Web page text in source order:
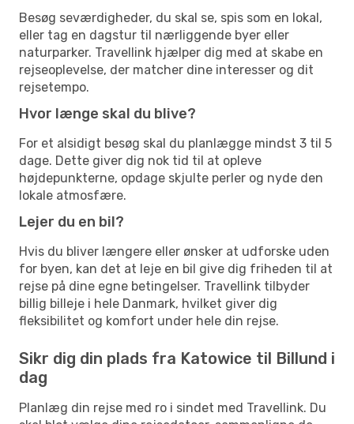
Besøg seværdigheder, du skal se, spis som en lokal,
eller tag en dagstur til nærliggende byer eller
naturparker. Travellink hjælper dig med at skabe en
rejseoplevelse, der matcher dine interesser og dit
rejsetempo.
Hvor længe skal du blive?
For et alsidigt besøg skal du planlægge mindst 3 til 5
dage. Dette giver dig nok tid til at opleve
højdepunkterne, opdage skjulte perler og nyde den
lokale atmosfære.
Lejer du en bil?
Hvis du bliver længere eller ønsker at udforske uden
for byen, kan det at leje en bil give dig friheden til at
rejse på dine egne betingelser. Travellink tilbyder
billig billeje i hele Danmark, hvilket giver dig
fleksibilitet og komfort under hele din rejse.
Sikr dig din plads fra Katowice til Billund i
dag
Planlæg din rejse med ro i sindet med Travellink. Du